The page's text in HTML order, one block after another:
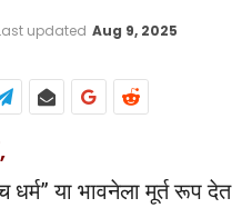
updated Aug 9, 2025
धर्म” या भावनेला मूर्त रूप देत